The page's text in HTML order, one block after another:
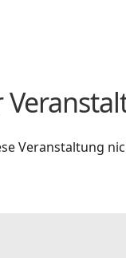
Veranstaltung